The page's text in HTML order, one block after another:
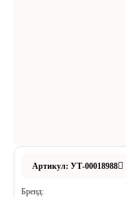
Артикул: УТ-00018988
Бренд: